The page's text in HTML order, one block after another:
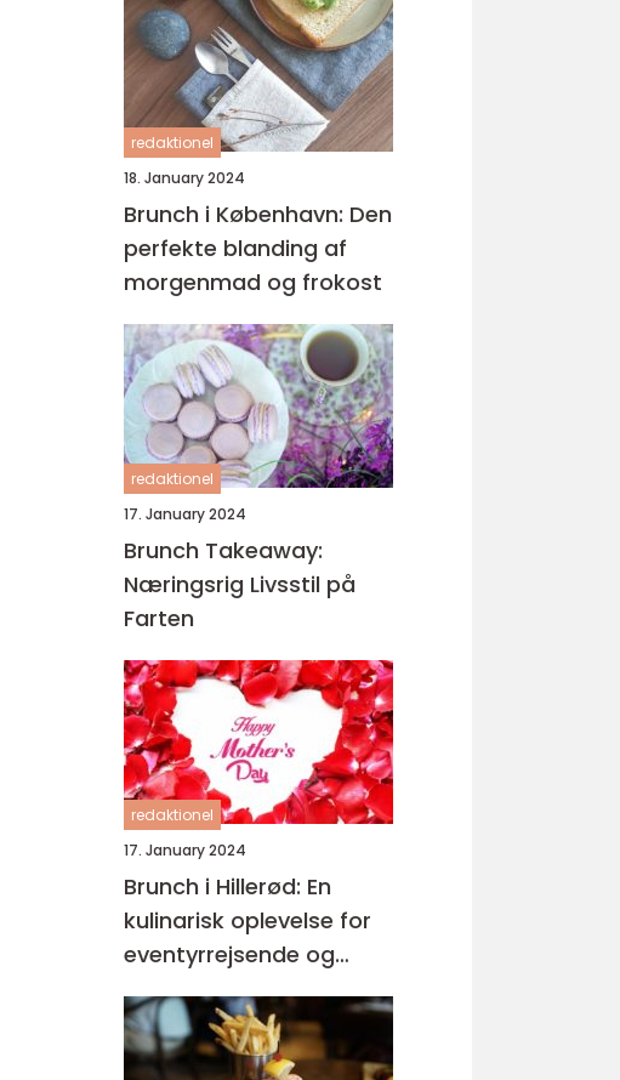
redaktionel
18. January 2024
Brunch i København: Den
perfekte blanding af
morgenmad og frokost
redaktionel
17. January 2024
Brunch Takeaway:
Næringsrig Livsstil på
Farten
redaktionel
17. January 2024
Brunch i Hillerød: En
kulinarisk oplevelse for
eventyrrejsende og
backpackere